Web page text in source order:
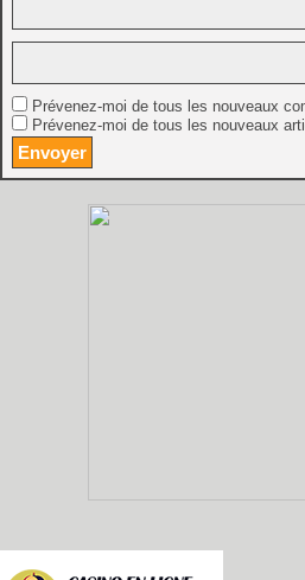
Prévenez-moi de tous les nouveaux
Prévenez-moi de tous les nouveaux